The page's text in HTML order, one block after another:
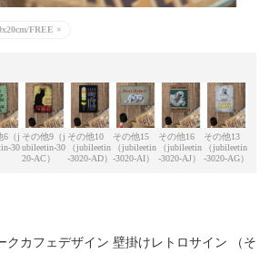
FREE ×
6（j
30
その他9（j
ubileetin-30
20-AC）
その他10
（jubileetin
-3020-AD）
その他15
（jubileetin
-3020-AI）
その他16
（jubileetin
-3020-AJ）
その他13
（jubileetin
-3020-AG）
クカフェデザイン 壁掛けレトロサイン （そ